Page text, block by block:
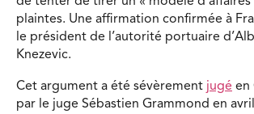
plaintes. Une affirmation confirmée à
le président de l’autorité portuaire
Knezevic.
Cet argument a été sévèrement jugé en
par le juge Sébastien Grammond en